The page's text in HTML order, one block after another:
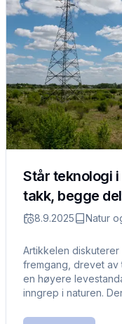
Står teknologi
takk, begge
8.9.2025 Natur
Artikkelen
fremgang, drevet av
en høyere
inngrep i naturen.